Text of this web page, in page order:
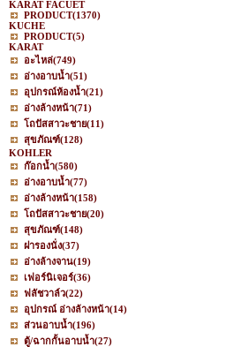
KARAT FACUET
PRODUCT(1370)
KUCHE
PRODUCT(5)
KARAT
อะไหล่(749)
อ่างอาบน้ำ(51)
อุปกรณ์ห้องน้ำ(21)
อ่างล้างหน้า(71)
โถปัสสาวะชาย(11)
สุขภัณฑ์(128)
KOHLER
ก๊อกน้ำ(580)
อ่างอาบน้ำ(77)
อ่างล้างหน้า(158)
โถปัสสาวะชาย(20)
สุขภัณฑ์(148)
ฝารองนั่ง(37)
อ่างล้างจาน(19)
เฟอร์นิเจอร์(36)
ฟลัชวาล์ว(22)
อุปกรณ์ อ่างล้างหน้า(14)
ส่วนอาบน้ำ(196)
ตู้/ฉากกั้นอาบน้ำ(27)